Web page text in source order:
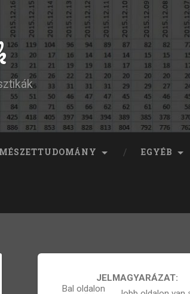
EGYÉB
JELMAGYARÁZAT:
Bal oldalon